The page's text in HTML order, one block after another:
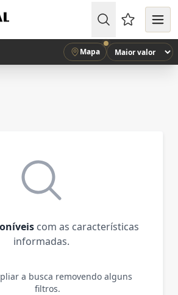
Favoritos
Mapa
com as características
informadas.
a busca removendo alguns
filtros.